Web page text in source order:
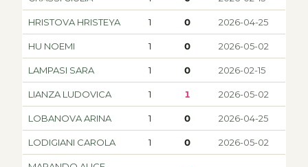
HRISTOVA HRISTEYA 1 0 2026-04-25
HU NOEMI 1 0 2026-05-02
LAMPASI SARA 1 0 2026-02-15
LIANZA LUDOVICA 1 1 2026-05-02
LOBANOVA ARINA 1 0 2026-04-25
LODIGIANI CAROLA 1 0 2026-05-02